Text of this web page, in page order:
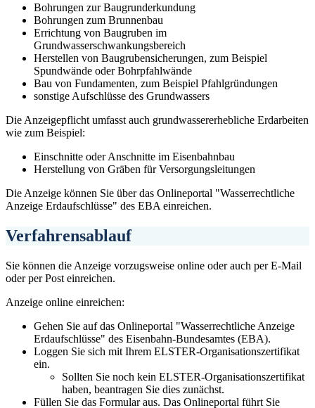
Bohrungen zur Baugrunderkundung
Bohrungen zum Brunnenbau
Errichtung von Baugruben im
Grundwasserschwankungsbereich
Herstellen von Baugrubensicherungen, zum Beispiel
Spundwände oder Bohrpfahlwände
Bau von Fundamenten, zum Beispiel Pfahlgründungen
sonstige Aufschlüsse des Grundwassers
Die Anzeigepflicht umfasst auch grundwassererhebliche Erdarbeiten
wie zum Beispiel:
Einschnitte oder Anschnitte im Eisenbahnbau
Herstellung von Gräben für Versorgungsleitungen
Die Anzeige können Sie über das Onlineportal "Wasserrechtliche
Anzeige Erdaufschlüsse" des EBA einreichen.
Verfahrensablauf
Sie können die Anzeige vorzugsweise online oder auch per E-Mail
oder per Post einreichen.
Anzeige online einreichen:
Gehen Sie auf das Onlineportal "Wasserrechtliche Anzeige
Erdaufschlüsse" des Eisenbahn-Bundesamtes (EBA).
Loggen Sie sich mit Ihrem ELSTER-Organisationszertifikat
ein.
Sollten Sie noch kein ELSTER-Organisationszertifikat
haben, beantragen Sie dies zunächst.
Füllen Sie das Formular aus. Das Onlineportal führt Sie